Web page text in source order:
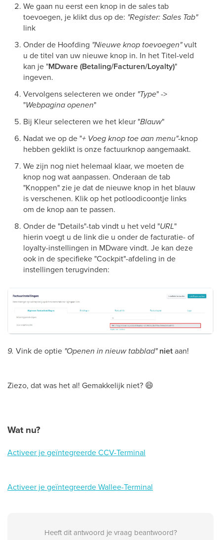
We gaan nu eerst een knop in de sales tab
toevoegen, je klikt dus op de: "Register: Sales Tab"
link
Onder de Hoofding "Nieuwe knop toevoegen"vult
u de titel van uw nieuwe knop in. In het Titel-veld
kan je "MDware (Betaling/Facturen/Loyalty)"
ingeven.
Vervolgens selecteren we onder "Type" ->
"Webpagina openen"
Bij Kleur selecteren we het kleur "Blauw"
Nadat we op de "+ Voeg knop toe aan menu"-knop
hebben geklikt is onze factuurknop aangemaakt.
We zijn nog niet helemaal klaar, we moeten de
knop nog wat aanpassen. Onderaan de tab
"Knoppen" zie je dat de nieuwe knop in het blauw
is verschenen. Klik op het potloodicoontje links
om de knop aan te passen.
Onder de "Details"-tab vindt u het veld "URL"
hierin voegt u de link die u onder de facturatie- of
loyalty-instellingen in MDware vindt. Je kan deze
ook in de specifieke "Cockpit"-afdeling in de
instellingen terugvinden:
9. Vink de optie "Openen in nieuw tabblad"nietaan!
Ziezo, dat was het al! Gemakkelijk niet? 😄
Wat nu?
Activeer je geïntegreerde CCV-Terminal
Activeer je geïntegreerde Wallee-Terminal
Heeft dit antwoord je vraag beantwoord?